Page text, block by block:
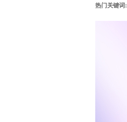
热门关键词: